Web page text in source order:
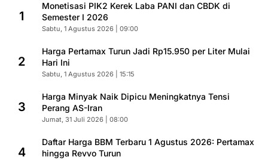
1
Monetisasi PIK2 Kerek Laba PANI dan CBDK di
Semester I 2026
Sabtu, 1 Agustus 2026 | 09:00
2
Harga Pertamax Turun Jadi Rp15.950 per Liter Mulai
Hari Ini
Sabtu, 1 Agustus 2026 | 15:15
3
Harga Minyak Naik Dipicu Meningkatnya Tensi
Perang AS-Iran
Jumat, 31 Juli 2026 | 08:00
4
Daftar Harga BBM Terbaru 1 Agustus 2026: Pertamax
hingga Revvo Turun